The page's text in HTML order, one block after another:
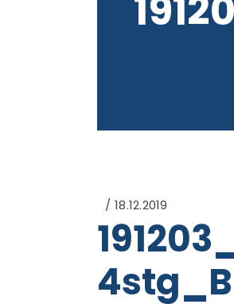
18.12.2019